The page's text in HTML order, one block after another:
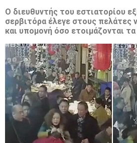
Ο διευθυντής του εστιατορίου
σερβιτόρα έλεγε στους πελάτες
και υπομονή όσο ετοιμάζονται